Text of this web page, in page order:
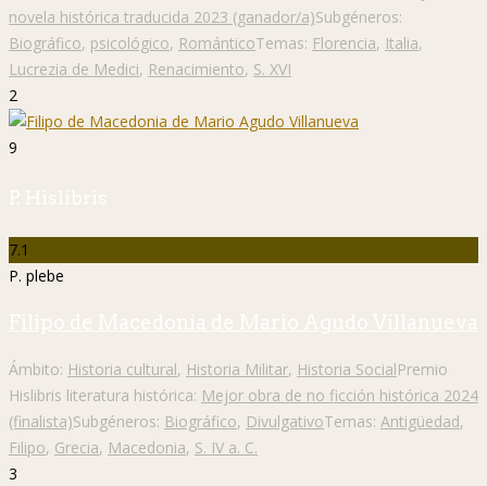
novela histórica traducida 2023 (ganador/a)Subgéneros:
Biográfico, psicológico, RománticoTemas: Florencia, Italia,
Lucrezia de Medici, Renacimiento, S. XVI
2
9
P. Hislibris
7.1
P. plebe
Filipo de Macedonia de Mario Agudo Villanueva
Ámbito: Historia cultural, Historia Militar, Historia SocialPremio
Hislibris literatura histórica: Mejor obra de no ficción histórica 2024
(finalista)Subgéneros: Biográfico, DivulgativoTemas: Antigüedad,
Filipo, Grecia, Macedonia, S. IV a. C.
3